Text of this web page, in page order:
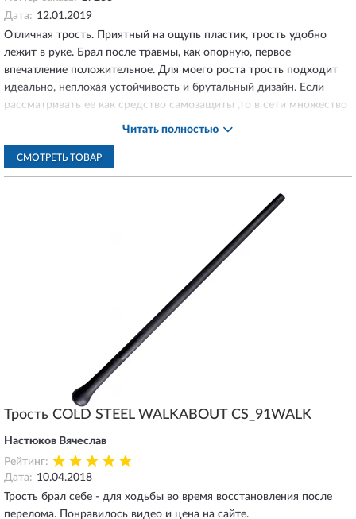
Дата: 12.01.2019
Отличная трость. Приятный на ощупь пластик, трость удобно
лежит в руке. Брал после травмы, как опорную, первое
впечатление положительное. Для моего роста трость подходит
идеально, неплохая устойчивость и брутальный дизайн. Если
рассматривать ее как средство самозащиты ,то в сети множество
видео где данной тростью разбивают различные предметы и тд ,
фото. Доставка до СПб быстрая, трость доставили завернутую в
несколько слоев пупырки. Покупкой остался доволен.
Читать полностью
СМОТРЕТЬ ТОВАР
Трость COLD STEEL WALKABOUT CS_91WALK
Настюков Вячеслав
Рейтинг:
Дата: 10.04.2018
Трость брал себе - для ходьбы во время восстановления после
перелома. Понравилось видео и цена на сайте.